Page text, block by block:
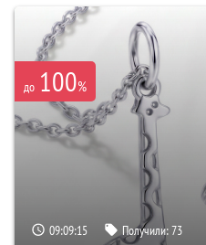
до 100%
09:09:15 Получили:73